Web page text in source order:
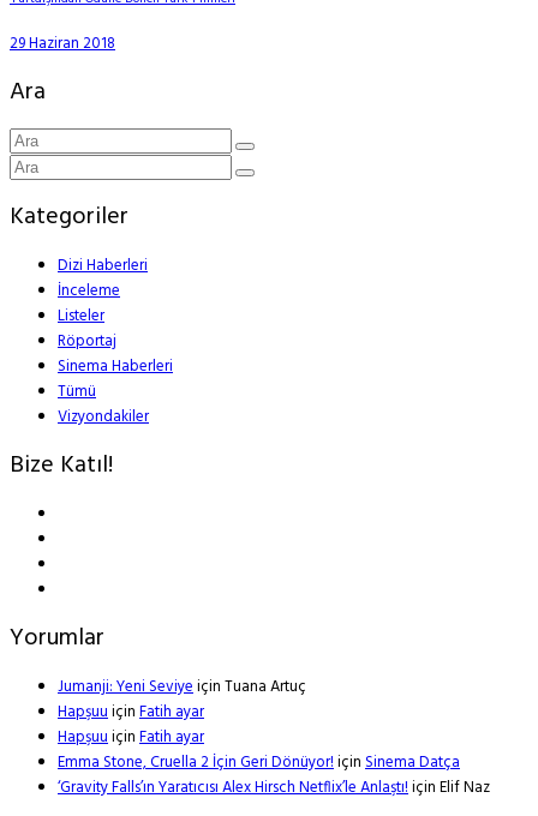
29 Haziran 2018
Ara
Kategoriler
Dizi Haberleri
İnceleme
Listeler
Röportaj
Sinema Haberleri
Tümü
Vizyondakiler
Bize Katıl!
Yorumlar
Jumanji: Yeni SeviyeiçinTuana Artuç
HapşuuiçinFatih ayar
HapşuuiçinFatih ayar
Emma Stone, Cruella 2 İçin Geri Dönüyor!içinSinema Datça
‘Gravity Falls’ın Yaratıcısı Alex Hirsch Netflix’le Anlaştı!içinElif Naz